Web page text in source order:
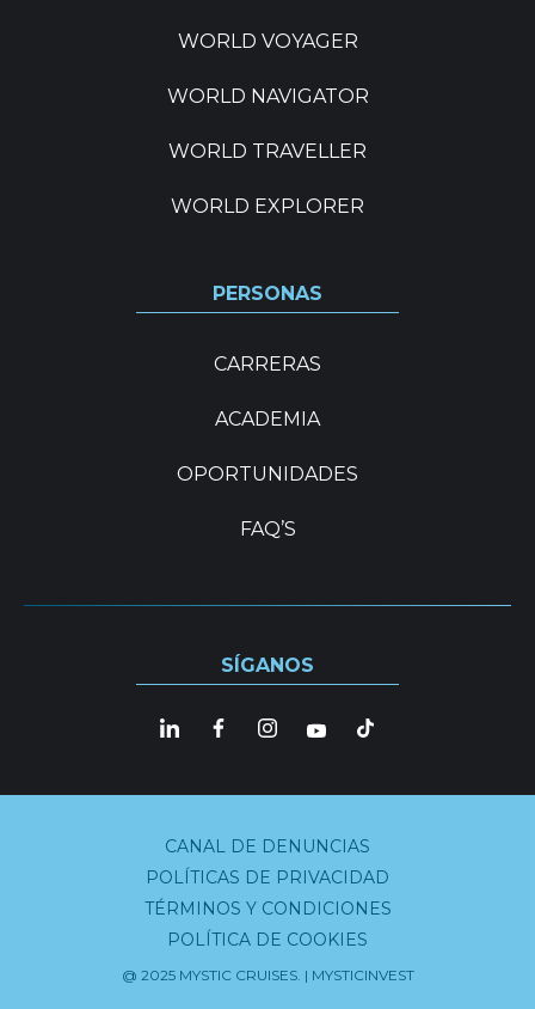
WORLD VOYAGER
WORLD NAVIGATOR
WORLD TRAVELLER
WORLD EXPLORER
PERSONAS
CARRERAS
ACADEMIA
OPORTUNIDADES
FAQ’S
SÍGANOS
@ 2025 MYSTIC CRUISES. | MYSTICINVEST
CANAL DE DENUNCIAS
POLÍTICAS DE PRIVACIDAD
TÉRMINOS Y CONDICIONES
POLÍTICA DE COOKIES